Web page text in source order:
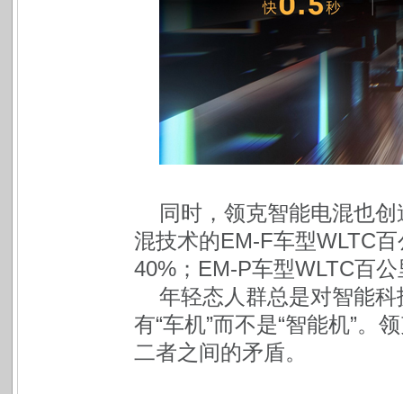
同时，领克智能电混也
混技术的EM-F车型WLTC
40%；EM-P车型WLTC百
年轻态人群总是对智能
有“车机”而不是“智能机”。
二者之间的矛盾。